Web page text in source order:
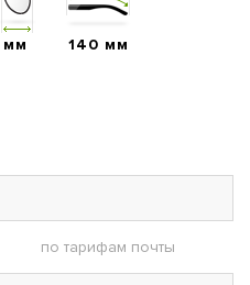
мм 140 мм
по тарифам почты